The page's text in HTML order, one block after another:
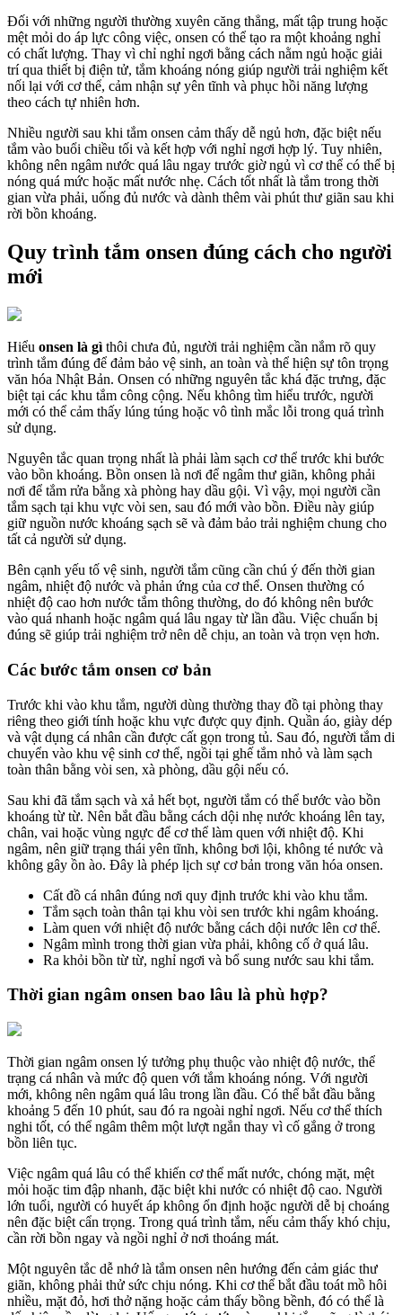
Đối với những người thường xuyên căng thẳng, mất tập trung hoặc
mệt mỏi do áp lực công việc, onsen có thể tạo ra một khoảng nghỉ
có chất lượng. Thay vì chỉ nghỉ ngơi bằng cách nằm ngủ hoặc giải
trí qua thiết bị điện tử, tắm khoáng nóng giúp người trải nghiệm kết
nối lại với cơ thể, cảm nhận sự yên tĩnh và phục hồi năng lượng
theo cách tự nhiên hơn.
Nhiều người sau khi tắm onsen cảm thấy dễ ngủ hơn, đặc biệt nếu
tắm vào buổi chiều tối và kết hợp với nghỉ ngơi hợp lý. Tuy nhiên,
không nên ngâm nước quá lâu ngay trước giờ ngủ vì cơ thể có thể bị
nóng quá mức hoặc mất nước nhẹ. Cách tốt nhất là tắm trong thời
gian vừa phải, uống đủ nước và dành thêm vài phút thư giãn sau khi
rời bồn khoáng.
Quy trình tắm onsen đúng cách cho người
mới
Hiểu onsen là gì thôi chưa đủ, người trải nghiệm cần nắm rõ quy
trình tắm đúng để đảm bảo vệ sinh, an toàn và thể hiện sự tôn trọng
văn hóa Nhật Bản. Onsen có những nguyên tắc khá đặc trưng, đặc
biệt tại các khu tắm công cộng. Nếu không tìm hiểu trước, người
mới có thể cảm thấy lúng túng hoặc vô tình mắc lỗi trong quá trình
sử dụng.
Nguyên tắc quan trọng nhất là phải làm sạch cơ thể trước khi bước
vào bồn khoáng. Bồn onsen là nơi để ngâm thư giãn, không phải
nơi để tắm rửa bằng xà phòng hay dầu gội. Vì vậy, mọi người cần
tắm sạch tại khu vực vòi sen, sau đó mới vào bồn. Điều này giúp
giữ nguồn nước khoáng sạch sẽ và đảm bảo trải nghiệm chung cho
tất cả người sử dụng.
Bên cạnh yếu tố vệ sinh, người tắm cũng cần chú ý đến thời gian
ngâm, nhiệt độ nước và phản ứng của cơ thể. Onsen thường có
nhiệt độ cao hơn nước tắm thông thường, do đó không nên bước
vào quá nhanh hoặc ngâm quá lâu ngay từ lần đầu. Việc chuẩn bị
đúng sẽ giúp trải nghiệm trở nên dễ chịu, an toàn và trọn vẹn hơn.
Các bước tắm onsen cơ bản
Trước khi vào khu tắm, người dùng thường thay đồ tại phòng thay
riêng theo giới tính hoặc khu vực được quy định. Quần áo, giày dép
và vật dụng cá nhân cần được cất gọn trong tủ. Sau đó, người tắm di
chuyển vào khu vệ sinh cơ thể, ngồi tại ghế tắm nhỏ và làm sạch
toàn thân bằng vòi sen, xà phòng, dầu gội nếu có.
Sau khi đã tắm sạch và xả hết bọt, người tắm có thể bước vào bồn
khoáng từ từ. Nên bắt đầu bằng cách dội nhẹ nước khoáng lên tay,
chân, vai hoặc vùng ngực để cơ thể làm quen với nhiệt độ. Khi
ngâm, nên giữ trạng thái yên tĩnh, không bơi lội, không té nước và
không gây ồn ào. Đây là phép lịch sự cơ bản trong văn hóa onsen.
Cất đồ cá nhân đúng nơi quy định trước khi vào khu tắm.
Tắm sạch toàn thân tại khu vòi sen trước khi ngâm khoáng.
Làm quen với nhiệt độ nước bằng cách dội nước lên cơ thể.
Ngâm mình trong thời gian vừa phải, không cố ở quá lâu.
Ra khỏi bồn từ từ, nghỉ ngơi và bổ sung nước sau khi tắm.
Thời gian ngâm onsen bao lâu là phù hợp?
Thời gian ngâm onsen lý tưởng phụ thuộc vào nhiệt độ nước, thể
trạng cá nhân và mức độ quen với tắm khoáng nóng. Với người
mới, không nên ngâm quá lâu trong lần đầu. Có thể bắt đầu bằng
khoảng 5 đến 10 phút, sau đó ra ngoài nghỉ ngơi. Nếu cơ thể thích
nghi tốt, có thể ngâm thêm một lượt ngắn thay vì cố gắng ở trong
bồn liên tục.
Việc ngâm quá lâu có thể khiến cơ thể mất nước, chóng mặt, mệt
mỏi hoặc tim đập nhanh, đặc biệt khi nước có nhiệt độ cao. Người
lớn tuổi, người có huyết áp không ổn định hoặc người dễ bị choáng
nên đặc biệt cẩn trọng. Trong quá trình tắm, nếu cảm thấy khó chịu,
cần rời bồn ngay và ngồi nghỉ ở nơi thoáng mát.
Một nguyên tắc dễ nhớ là tắm onsen nên hướng đến cảm giác thư
giãn, không phải thử sức chịu nóng. Khi cơ thể bắt đầu toát mồ hôi
nhiều, mặt đỏ, hơi thở nặng hoặc cảm thấy bồng bềnh, đó có thể là